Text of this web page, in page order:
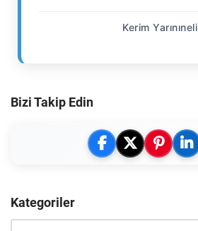
Kerim Yarınıneli
Bizi Takip Edin
Kategoriler